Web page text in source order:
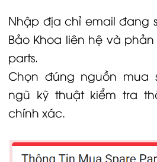
Nhập địa chỉ email đang
Bảo Khoa liên hệ và
parts.
Chọn đúng nguồn mua
ngũ kỹ thuật kiểm tra
chính xác.